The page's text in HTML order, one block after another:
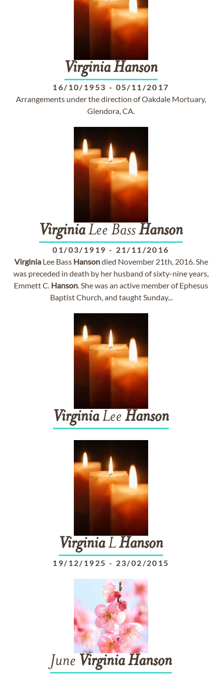
VirginiaHanson
16/10/1953 - 05/11/2017
Arrangements under the direction of Oakdale Mortuary,
Glendora, CA.
VirginiaLee BassHanson
01/03/1919 - 21/11/2016
VirginiaLee Bass Hansondied November 21th, 2016. She
was preceded in death by her husband of sixty-nine years,
Emmett C. Hanson. She was an active member of Ephesus
Baptist Church, and taught Sunday...
VirginiaLee Hanson
VirginiaLHanson
19/12/1925 - 23/02/2015
June VirginiaHanson